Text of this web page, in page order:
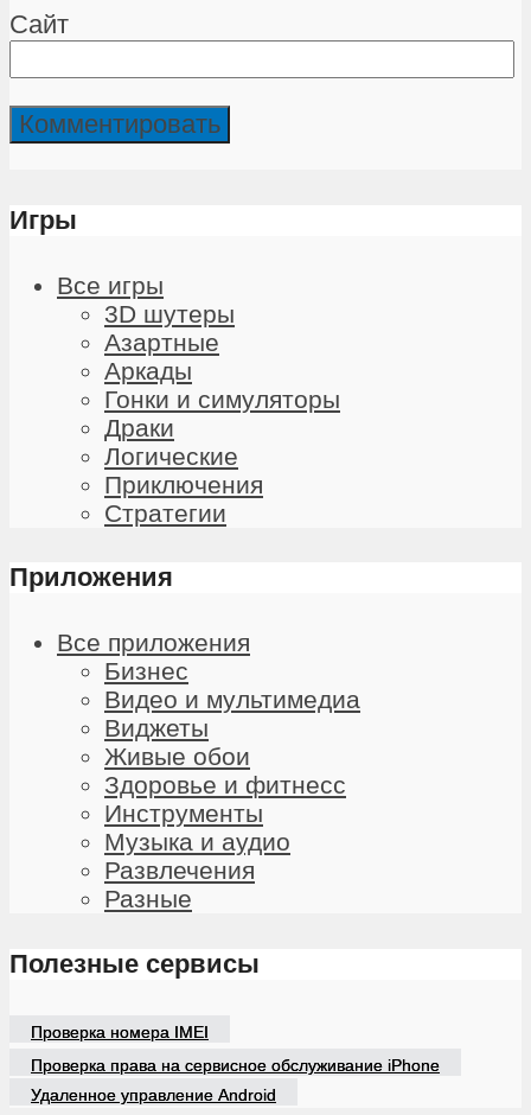
Сайт
Игры
Все игры
3D шутеры
Азартные
Аркады
Гонки и симуляторы
Драки
Логические
Приключения
Стратегии
Приложения
Все приложения
Бизнес
Видео и мультимедиа
Виджеты
Живые обои
Здоровье и фитнесс
Инструменты
Музыка и аудио
Развлечения
Разные
Полезные сервисы
Проверка номера IMEI
Проверка права на сервисное обслуживание iPhone
Удаленное управление Android